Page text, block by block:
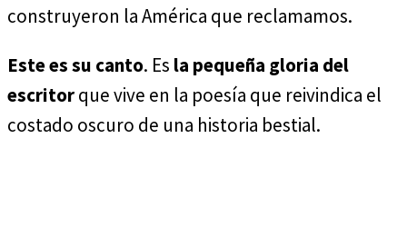
construyeron la América que reclamamos.
Este es su canto. Es la pequeña gloria del
escritorque vive en la poesía que reivindica el
costado oscuro de una historia bestial.